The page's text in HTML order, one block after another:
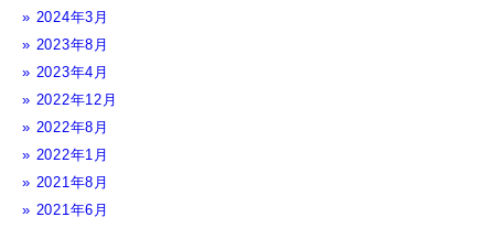
2024年3月
2023年8月
2023年4月
2022年12月
2022年8月
2022年1月
2021年8月
2021年6月